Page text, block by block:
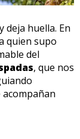
deja huella. En
quien supo
del
, que nos